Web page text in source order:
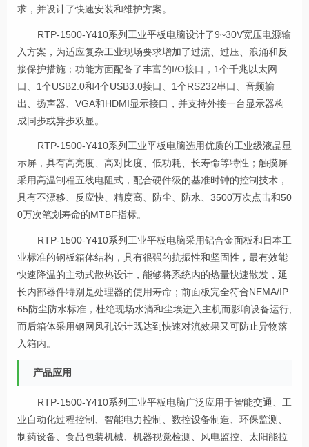
求，并设计了快速安装和维护方案。
RTP-1500-Y410系列 工业平板电脑设计了9~30V宽压电源输
入方案，为适应复杂工业现场要求增加了过流、过压、浪涌和反
接保护措施；功能方面配备了丰富的I/O接口，1个千兆以太网
口、1个USB2.0和4个USB3.0接口、1个RS232串口、音频输
出、扬声器、VGA和HDMI显示接口，并支持外接一台显示器构
成同步或异步双显。
RTP-1500-Y410系列 工业平板电脑选用优质的工业级液晶显
示屏，具有高亮度、高对比度、低功耗、长寿命等特性；触摸屏
采用高温制程五线电阻式，配合硬件级的基准时钟的控制技术，
具有不漂移、反应快、精度高、防尘、防水、3500万次点击和50
0万次笔划寿命的MTBF指标。
RTP-1500-Y410系列 工业平板电脑采用铝合金面板和日本工
业标准的钢板箱体结构，具有很强的抗振性和坚固性，最有效能
快速降温的主动式散热设计，能够将系统内的热量快速散发，延
长内部器件特别是处理器的使用寿命；前面板完全符合NEMA/IP
65防尘防水标准，杜绝现场水滴和尘埃进入主机而影响设备运行,
而后箱体采用钢网风孔设计既达到快速对流效果又可防止异物落
入箱内。
产品应用
RTP-1500-Y410系列工业平板电脑广泛应用于智能交通、工
业自动化过程控制、智能电力控制、数控设备制造、环保监测、
制药设备、食品包装机械、机器视觉检测、风电监控、太阳能拉